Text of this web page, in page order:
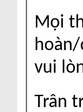
Mọi
hoàn/
vui
Trân